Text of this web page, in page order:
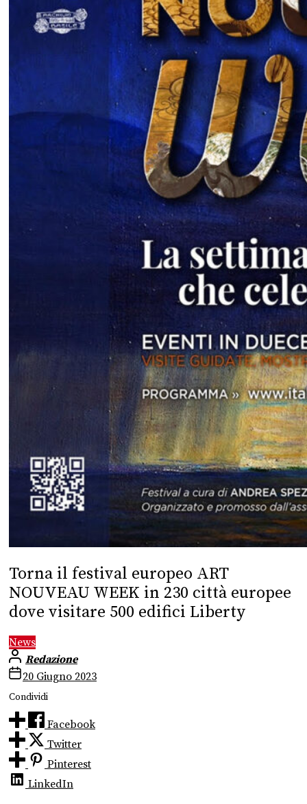
Torna il festival europeo ART
NOUVEAU WEEK in 230 città europee
dove visitare 500 edifici Liberty
News
Redazione
20 Giugno 2023
Condividi
Facebook
Twitter
Pinterest
LinkedIn